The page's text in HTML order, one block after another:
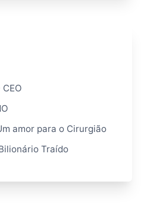
CEO
amor para o Cirurgião
Traído